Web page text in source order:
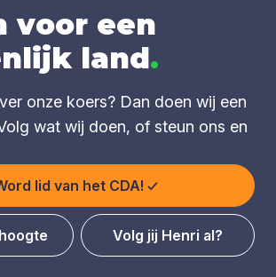
voor een
land.
onze koers? Dan doen wij een
wat wij doen, of steun ons en
lid van het CDA!
Volg jij Henri al?